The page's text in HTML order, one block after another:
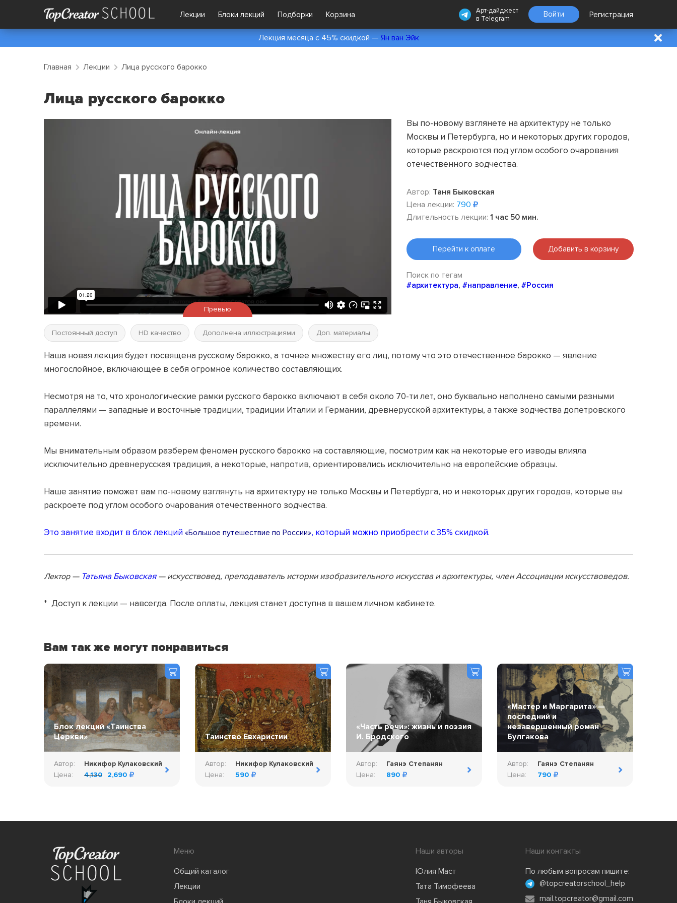
Лекции Блоки лекций Подборки Корзина
Арт-дайджест
в Telegram Войти Регистрация
Лекция месяца с 45% скидкой — Ян ван Эйк
Главная Лекции Лица русского барокко
Лица русского барокко
Превью
Постоянный доступ HD качество Дополнена иллюстрациями Доп. материалы
Вы по-новому взглянете на архитектуру не только
Москвы и Петербурга, но и некоторых других городов,
которые раскроются под углом особого очарования
отечественного зодчества.
Автор: Таня Быковская
Цена лекции: 790
Длительность лекции: 1 час 50 мин.
Перейти к оплате Добавить в корзину
Поиск по тегам
#архитектура,#направление,#Россия
Наша новая лекция будет посвящена русскому барокко, а точнее множеству его лиц, потому что это отечественное барокко — явление
многослойное, включающее в себя огромное количество составляющих.
Несмотря на то, что хронологические рамки русского барокко включают в себя около 70-ти лет, оно буквально наполнено самыми разными
параллелями — западные и восточные традиции, традиции Италии и Германии, древнерусской архитектуры, а также зодчества допетровского
времени.
Мы внимательным образом разберем феномен русского барокко на составляющие, посмотрим как на некоторые его изводы влияла
исключительно древнерусская традиция, а некоторые, напротив, ориентировались исключительно на европейские образцы.
Наше занятие поможет вам по-новому взглянуть на архитектуру не только Москвы и Петербурга, но и некоторых других городов, которые вы
раскроете под углом особого очарования отечественного зодчества.
Это занятие входит в блок лекций «Большое путешествие по России», который можно приобрести с 35% скидкой.
Лектор— Татьяна Быковская— искусствовед, преподаватель истории изобразительного искусства и архитектуры, член Ассоциации искусствоведов.
* Доступ к лекции — навсегда. После оплаты, лекция станет доступна в вашем личном кабинете.
Вам так же могут понравиться
Блок лекций «Таинства
Церкви»
Автор:
Никифор Кулаковский
Цена:
4,130 2,690
Таинство Евхаристии
Автор:
Никифор Кулаковский
Цена:
590
«Часть речи»: жизнь и поэзия
И. Бродского
Автор:
Гаянэ Степанян
Цена:
890
«Мастер и Маргарита» —
последний и
незавершенный роман
Булгакова
Автор:
Гаянэ Степанян
Цена:
790
Меню
Общий каталог
Лекции
Наши авторы
Юлия Маст
Тата Тимофеева
Наши контакты
По любым вопросам пишите:
@topcreatorschool_help
mail.topcreator@gmail.com